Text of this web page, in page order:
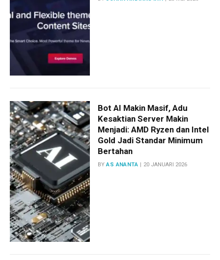
Bot AI Makin Masif, Adu
Kesaktian Server Makin
Menjadi: AMD Ryzen dan Intel
Gold Jadi Standar Minimum
Bertahan
BY AS ANANTA 20 JANUARI 2026